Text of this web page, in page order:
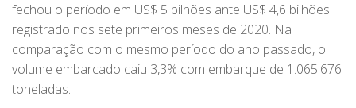
fechou o período em US$ 5 bilhões ante US$ 4,6 bilhões
registrado nos sete primeiros meses de 2020. Na
comparação com o mesmo período do ano passado, o
volume embarcado caiu 3,3% com embarque de 1.065.676
toneladas.